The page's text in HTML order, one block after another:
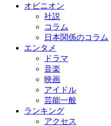
オピニオン
社説
コラム
日本関係のコラム
エンタメ
ドラマ
音楽
映画
アイドル
芸能一般
ランキング
アクセス